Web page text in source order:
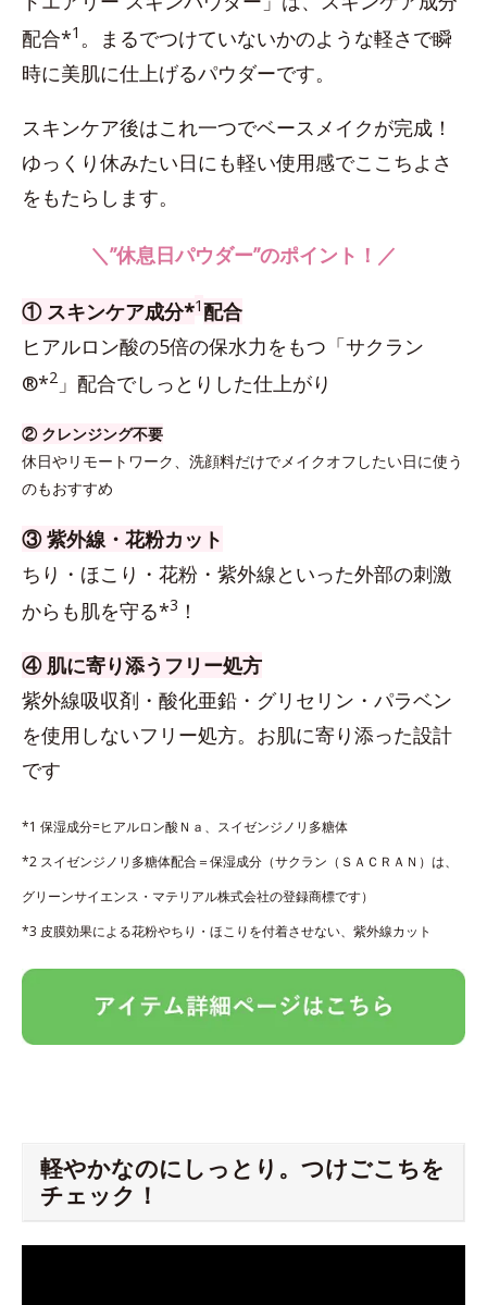
配合*1 。まるでつけていないかのような軽さで瞬
時に美肌に仕上げるパウダーです。
スキンケア後はこれ一つでベースメイクが完成！
ゆっくり休みたい日にも軽い使用感でここちよさ
をもたらします。
＼”休息日パウダー”のポイント！／
① スキンケア成分*1配合
ヒアルロン酸の5倍の保水力をもつ「サクラン
®*2 」配合でしっとりした仕上がり
② クレンジング不要
休日やリモートワーク、洗顔料だけでメイクオフしたい日に使う
のもおすすめ
③ 紫外線・花粉カット
ちり・ほこり・花粉・紫外線といった外部の刺激
からも肌を守る*3 ！
④ 肌に寄り添うフリー処方
紫外線吸収剤・酸化亜鉛・グリセリン・パラベン
を使用しないフリー処方。お肌に寄り添った設計
です
*1 保湿成分=ヒアルロン酸Ｎａ、スイゼンジノリ多糖体
*2 スイゼンジノリ多糖体配合＝保湿成分（サクラン（ＳＡＣＲＡＮ）は、
グリーンサイエンス・マテリアル株式会社の登録商標です）
*3 皮膜効果による花粉やちり・ほこりを付着させない、紫外線カット
軽やかなのにしっとり。つけごこちを
チェック！